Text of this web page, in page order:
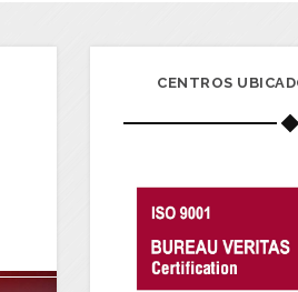
CENTROS